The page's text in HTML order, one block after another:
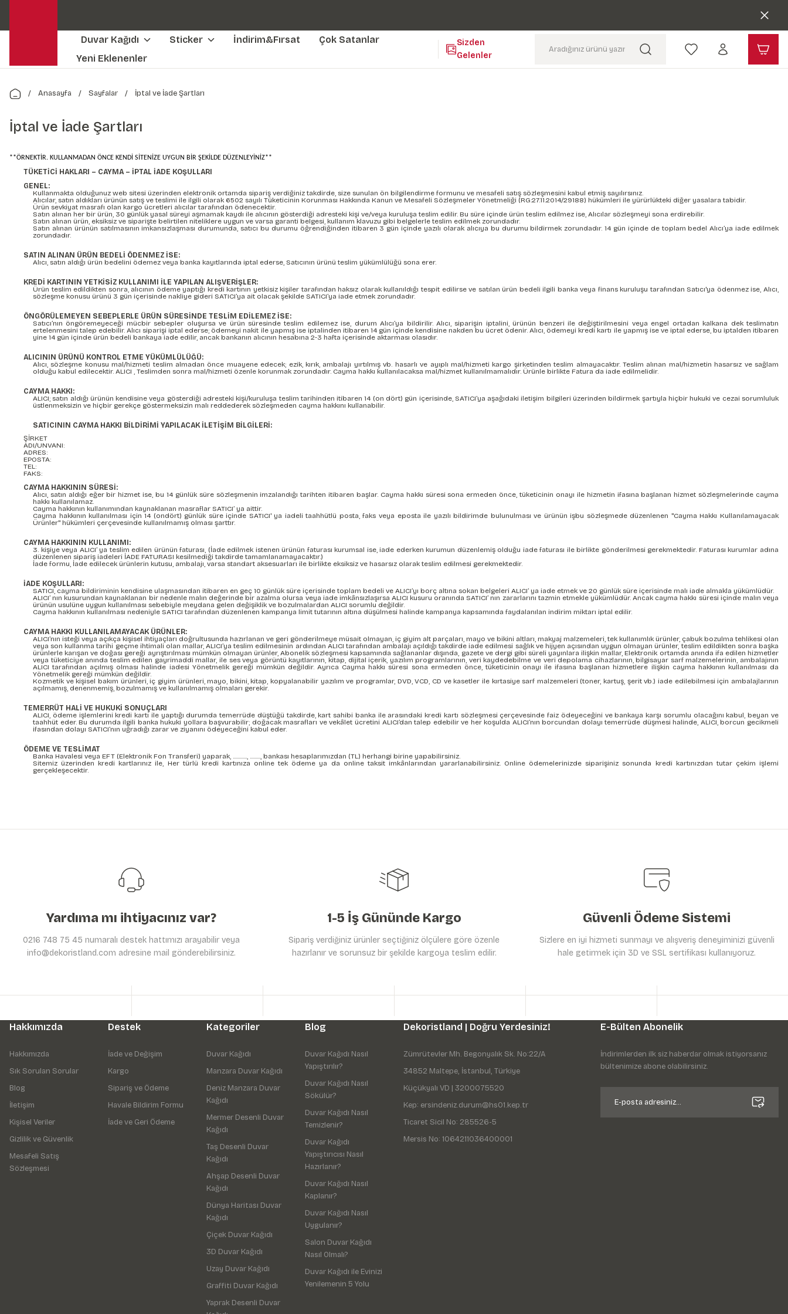
Kendinden Yapışkanlı Kolay Uygulanan Duvar Kağıtları😇
Duvar Kağıdı Sticker İndirim&Fırsat
Çok Satanlar
Yeni Eklenenler
Sizden
Gelenler
Anasayfa Sayfalar İptal ve İade Şartları
İptal ve İade Şartları
**ÖRNEKTİR. KULLANMADAN ÖNCE KENDİ SİTENİZE UYGUN BİR ŞEKİLDE DÜZENLEYİNİZ**
TÜKETİCİ HAKLARI – CAYMA – İPTAL İADE KOŞULLARI
GENEL:
Kullanmakta olduğunuz web sitesi üzerinden elektronik ortamda sipariş verdiğiniz takdirde, size sunulan ön bilgilendirme formunu ve mesafeli satış sözleşmesini kabul etmiş sayılırsınız.
Alıcılar, satın aldıkları ürünün satış ve teslimi ile ilgili olarak 6502 sayılı Tüketicinin Korunması Hakkında Kanun ve Mesafeli Sözleşmeler Yönetmeliği (RG:27.11.2014/29188) hükümleri ile yürürlükteki diğer yasalara tabidir.
Ürün sevkiyat masrafı olan kargo ücretleri alıcılar tarafından ödenecektir.
Satın alınan her bir ürün, 30 günlük yasal süreyi aşmamak kaydı ile alıcının gösterdiği adresteki kişi ve/veya kuruluşa teslim edilir. Bu süre içinde ürün teslim edilmez ise, Alıcılar sözleşmeyi sona erdirebilir.
Satın alınan ürün, eksiksiz ve siparişte belirtilen niteliklere uygun ve varsa garanti belgesi, kullanım klavuzu gibi belgelerle teslim edilmek zorundadır.
Satın alınan ürünün satılmasının imkansızlaşması durumunda, satıcı bu durumu öğrendiğinden itibaren 3 gün içinde yazılı olarak alıcıya bu durumu bildirmek zorundadır. 14 gün içinde de toplam bedel Alıcı’ya iade edilmek
zorundadır.
SATIN ALINAN ÜRÜN BEDELİ ÖDENMEZ İSE:
Alıcı, satın aldığı ürün bedelini ödemez veya banka kayıtlarında iptal ederse, Satıcının ürünü teslim yükümlülüğü sona erer.
KREDİ KARTININ YETKİSİZ KULLANIMI İLE YAPILAN ALIŞVERİŞLER:
Ürün teslim edildikten sonra, alıcının ödeme yaptığı kredi kartının yetkisiz kişiler tarafından haksız olarak kullanıldığı tespit edilirse ve satılan ürün bedeli ilgili banka veya finans kuruluşu tarafından Satıcı'ya ödenmez ise, Alıcı,
sözleşme konusu ürünü 3 gün içerisinde nakliye gideri SATICI’ya ait olacak şekilde SATICI’ya iade etmek zorundadır.
ÖNGÖRÜLEMEYEN SEBEPLERLE ÜRÜN SÜRESİNDE TESLİM EDİLEMEZ İSE:
Satıcı’nın öngöremeyeceği mücbir sebepler oluşursa ve ürün süresinde teslim edilemez ise, durum Alıcı’ya bildirilir. Alıcı, siparişin iptalini, ürünün benzeri ile değiştirilmesini veya engel ortadan kalkana dek teslimatın
ertelenmesini talep edebilir. Alıcı siparişi iptal ederse; ödemeyi nakit ile yapmış ise iptalinden itibaren 14 gün içinde kendisine nakden bu ücret ödenir. Alıcı, ödemeyi kredi kartı ile yapmış ise ve iptal ederse, bu iptalden itibaren
yine 14 gün içinde ürün bedeli bankaya iade edilir, ancak bankanın alıcının hesabına 2-3 hafta içerisinde aktarması olasıdır.
ALICININ ÜRÜNÜ KONTROL ETME YÜKÜMLÜLÜĞÜ:
Alıcı, sözleşme konusu mal/hizmeti teslim almadan önce muayene edecek; ezik, kırık, ambalajı yırtılmış vb. hasarlı ve ayıplı mal/hizmeti kargo şirketinden teslim almayacaktır. Teslim alınan mal/hizmetin hasarsız ve sağlam
olduğu kabul edilecektir. ALICI , Teslimden sonra mal/hizmeti özenle korunmak zorundadır. Cayma hakkı kullanılacaksa mal/hizmet kullanılmamalıdır. Ürünle birlikte Fatura da iade edilmelidir.
CAYMA HAKKI:
ALICI; satın aldığı ürünün kendisine veya gösterdiği adresteki kişi/kuruluşa teslim tarihinden itibaren 14 (on dört) gün içerisinde, SATICI’ya aşağıdaki iletişim bilgileri üzerinden bildirmek şartıyla hiçbir hukuki ve cezai sorumluluk
üstlenmeksizin ve hiçbir gerekçe göstermeksizin malı reddederek sözleşmeden cayma hakkını kullanabilir.
SATICININ CAYMA HAKKI BİLDİRİMİ YAPILACAK İLETİŞİM BİLGİLERİ:
ŞİRKET
ADI/UNVANI:
ADRES:
EPOSTA:
TEL:
FAKS:
CAYMA HAKKININ SÜRESİ:
Alıcı, satın aldığı eğer bir hizmet ise, bu 14 günlük süre sözleşmenin imzalandığı tarihten itibaren başlar. Cayma hakkı süresi sona ermeden önce, tüketicinin onayı ile hizmetin ifasına başlanan hizmet sözleşmelerinde cayma
hakkı kullanılamaz.
Cayma hakkının kullanımından kaynaklanan masraflar SATICI’ ya aittir.
Cayma hakkının kullanılması için 14 (ondört) günlük süre içinde SATICI' ya iadeli taahhütlü posta, faks veya eposta ile yazılı bildirimde bulunulması ve ürünün işbu sözleşmede düzenlenen "Cayma Hakkı Kullanılamayacak
Ürünler" hükümleri çerçevesinde kullanılmamış olması şarttır.
CAYMA HAKKININ KULLANIMI:
3. kişiye veya ALICI’ ya teslim edilen ürünün faturası, (İade edilmek istenen ürünün faturası kurumsal ise, iade ederken kurumun düzenlemiş olduğu iade faturası ile birlikte gönderilmesi gerekmektedir. Faturası kurumlar adına
düzenlenen sipariş iadeleri İADE FATURASI kesilmediği takdirde tamamlanamayacaktır.)
İade formu, İade edilecek ürünlerin kutusu, ambalajı, varsa standart aksesuarları ile birlikte eksiksiz ve hasarsız olarak teslim edilmesi gerekmektedir.
İADE KOŞULLARI:
SATICI, cayma bildiriminin kendisine ulaşmasından itibaren en geç 10 günlük süre içerisinde toplam bedeli ve ALICI’yı borç altına sokan belgeleri ALICI’ ya iade etmek ve 20 günlük süre içerisinde malı iade almakla yükümlüdür.
ALICI’ nın kusurundan kaynaklanan bir nedenle malın değerinde bir azalma olursa veya iade imkânsızlaşırsa ALICI kusuru oranında SATICI’ nın zararlarını tazmin etmekle yükümlüdür. Ancak cayma hakkı süresi içinde malın veya
ürünün usulüne uygun kullanılması sebebiyle meydana gelen değişiklik ve bozulmalardan ALICI sorumlu değildir.
Cayma hakkının kullanılması nedeniyle SATICI tarafından düzenlenen kampanya limit tutarının altına düşülmesi halinde kampanya kapsamında faydalanılan indirim miktarı iptal edilir.
CAYMA HAKKI KULLANILAMAYACAK ÜRÜNLER:
ALICI’nın isteği veya açıkça kişisel ihtiyaçları doğrultusunda hazırlanan ve geri gönderilmeye müsait olmayan, iç giyim alt parçaları, mayo ve bikini altları, makyaj malzemeleri, tek kullanımlık ürünler, çabuk bozulma tehlikesi olan
veya son kullanma tarihi geçme ihtimali olan mallar, ALICI’ya teslim edilmesinin ardından ALICI tarafından ambalajı açıldığı takdirde iade edilmesi sağlık ve hijyen açısından uygun olmayan ürünler, teslim edildikten sonra başka
ürünlerle karışan ve doğası gereği ayrıştırılması mümkün olmayan ürünler, Abonelik sözleşmesi kapsamında sağlananlar dışında, gazete ve dergi gibi süreli yayınlara ilişkin mallar, Elektronik ortamda anında ifa edilen hizmetler
veya tüketiciye anında teslim edilen gayrimaddi mallar, ile ses veya görüntü kayıtlarının, kitap, dijital içerik, yazılım programlarının, veri kaydedebilme ve veri depolama cihazlarının, bilgisayar sarf malzemelerinin, ambalajının
ALICI tarafından açılmış olması halinde iadesi Yönetmelik gereği mümkün değildir. Ayrıca Cayma hakkı süresi sona ermeden önce, tüketicinin onayı ile ifasına başlanan hizmetlere ilişkin cayma hakkının kullanılması da
Yönetmelik gereği mümkün değildir.
Kozmetik ve kişisel bakım ürünleri, iç giyim ürünleri, mayo, bikini, kitap, kopyalanabilir yazılım ve programlar, DVD, VCD, CD ve kasetler ile kırtasiye sarf malzemeleri (toner, kartuş, şerit vb.) iade edilebilmesi için ambalajlarının
açılmamış, denenmemiş, bozulmamış ve kullanılmamış olmaları gerekir.
TEMERRÜT HALİ VE HUKUKİ SONUÇLARI
ALICI, ödeme işlemlerini kredi kartı ile yaptığı durumda temerrüde düştüğü takdirde, kart sahibi banka ile arasındaki kredi kartı sözleşmesi çerçevesinde faiz ödeyeceğini ve bankaya karşı sorumlu olacağını kabul, beyan ve
taahhüt eder. Bu durumda ilgili banka hukuki yollara başvurabilir; doğacak masrafları ve vekâlet ücretini ALICI’dan talep edebilir ve her koşulda ALICI’nın borcundan dolayı temerrüde düşmesi halinde, ALICI, borcun gecikmeli
ifasından dolayı SATICI’nın uğradığı zarar ve ziyanını ödeyeceğini kabul eder.
ÖDEME VE TESLİMAT
Banka Havalesi veya EFT (Elektronik Fon Transferi) yaparak, ............, ........., bankası hesaplarımızdan (TL) herhangi birine yapabilirsiniz.
Sitemiz üzerinden kredi kartlarınız ile, Her türlü kredi kartınıza online tek ödeme ya da online taksit imkânlarından yararlanabilirsiniz. Online ödemelerinizde siparişiniz sonunda kredi kartınızdan tutar çekim işlemi
gerçekleşecektir.
Yardıma mı ihtiyacınız var?
0216 748 75 45 numaralı destek hattımızı arayabilir veya
info@dekoristland.com adresine mail gönderebilirsiniz.
1-5 İş Gününde Kargo
Sipariş verdiğiniz ürünler seçtiğiniz ölçülere göre özenle
hazırlanır ve sorunsuz bir şekilde kargoya teslim edilir.
Güvenli Ödeme Sistemi
Sizlere en iyi hizmeti sunmayı ve alışveriş deneyiminizi güvenli
hale getirmek için 3D ve SSL sertifikası kullanıyoruz.
Hakkımızda
Hakkımızda
Sık Sorulan Sorular
Blog
İletişim
Kişisel Veriler
Gizlilik ve Güvenlik
Mesafeli Satış
Sözleşmesi
Destek
İade ve Değişim
Kargo
Sipariş ve Ödeme
Havale Bildirim Formu
İade ve Geri Ödeme
Kategoriler
Duvar Kağıdı
Manzara Duvar Kağıdı
Deniz Manzara Duvar
Kağıdı
Mermer Desenli Duvar
Kağıdı
Taş Desenli Duvar
Kağıdı
Ahşap Desenli Duvar
Kağıdı
Dünya Haritası Duvar
Kağıdı
Çiçek Duvar Kağıdı
3D Duvar Kağıdı
Uzay Duvar Kağıdı
Graffiti Duvar Kağıdı
Yaprak Desenli Duvar
Blog
Duvar Kağıdı Nasıl
Yapıştırılır?
Duvar Kağıdı Nasıl
Sökülür?
Duvar Kağıdı Nasıl
Temizlenir?
Duvar Kağıdı
Yapıştırıcısı Nasıl
Hazırlanır?
Duvar Kağıdı Nasıl
Kaplanır?
Duvar Kağıdı Nasıl
Uygulanır?
Salon Duvar Kağıdı
Nasıl Olmalı?
Duvar Kağıdı ile Evinizi
Yenilemenin 5 Yolu
Dekoristland | Doğru Yerdesiniz!
Zümrütevler Mh. Begonyalık Sk. No:22/A
34852 Maltepe, İstanbul, Türkiye
Küçükyalı VD | 3200075520
Kep: ersindeniz.durum@hs01.kep.tr
Ticaret Sicil No: 285526-5
Mersis No: 1064211036400001
E-Bülten Abonelik
İndirimlerden ilk siz haberdar olmak istiyorsanız
bültenimize abone olabilirsiniz.